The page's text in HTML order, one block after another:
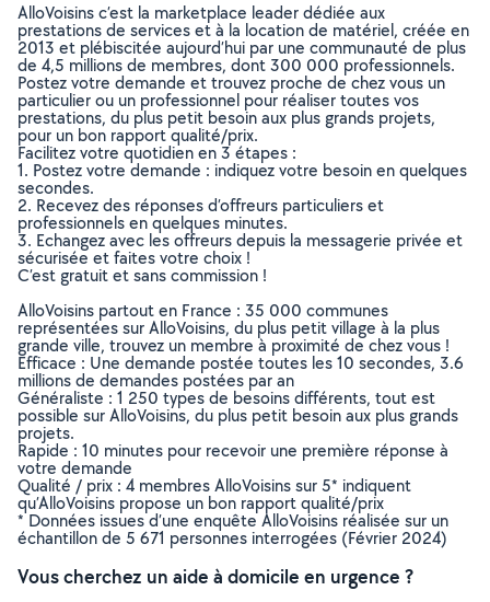
AlloVoisins c’est la marketplace leader dédiée aux
prestations de services et à la location de matériel, créée en
2013 et plébiscitée aujourd’hui par une communauté de plus
de 4,5 millions de membres, dont 300 000 professionnels.
Postez votre demande et trouvez proche de chez vous un
particulier ou un professionnel pour réaliser toutes vos
prestations, du plus petit besoin aux plus grands projets,
pour un bon rapport qualité/prix.
Facilitez votre quotidien en 3 étapes :
1. Postez votre demande : indiquez votre besoin en quelques
secondes.
2. Recevez des réponses d’offreurs particuliers et
professionnels en quelques minutes.
3. Echangez avec les offreurs depuis la messagerie privée et
sécurisée et faites votre choix !
C’est gratuit et sans commission !
AlloVoisins partout en France : 35 000 communes
représentées sur AlloVoisins, du plus petit village à la plus
grande ville, trouvez un membre à proximité de chez vous !
Efficace : Une demande postée toutes les 10 secondes, 3.6
millions de demandes postées par an
Généraliste : 1 250 types de besoins différents, tout est
possible sur AlloVoisins, du plus petit besoin aux plus grands
projets.
Rapide : 10 minutes pour recevoir une première réponse à
votre demande
Qualité / prix : 4 membres AlloVoisins sur 5* indiquent
qu’AlloVoisins propose un bon rapport qualité/prix
* Données issues d’une enquête AlloVoisins réalisée sur un
échantillon de 5 671 personnes interrogées (Février 2024)
Vous cherchez un aide à domicile en urgence ?